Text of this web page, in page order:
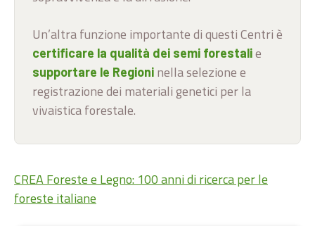
Un’altra funzione importante di questi Centri è
certificare la qualità dei semi forestalie
supportare le Regioni nella selezione e
registrazione dei materiali genetici per la
vivaistica forestale.
CREA Foreste e Legno: 100 anni di ricerca per le
foreste italiane